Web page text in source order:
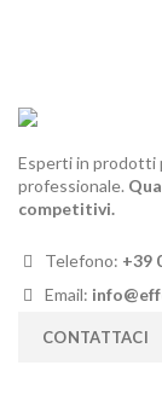
Esperti in prodotti
professionale.
competitivi.
Telefono: +39
Email:
CONTATTACI